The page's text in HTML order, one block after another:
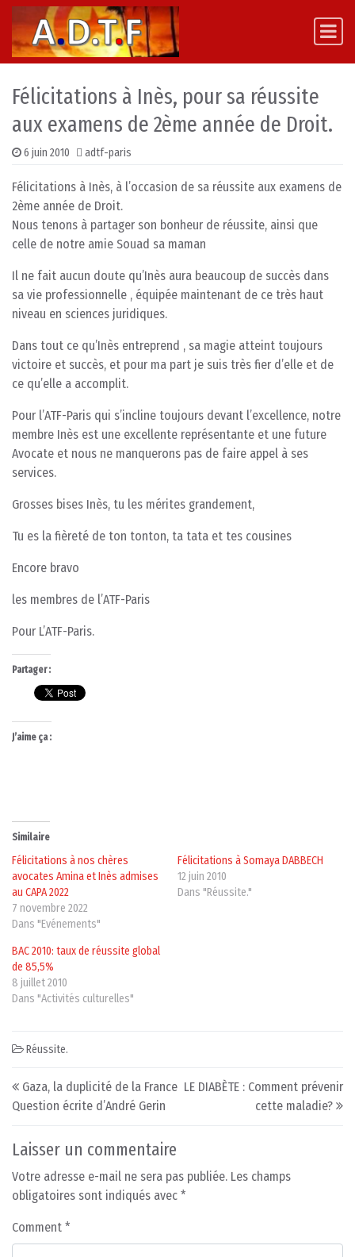
Skip to content
Main Navigation
Félicitations à Inès, pour sa réussite
aux examens de 2ème année de Droit.
6 juin 2010 adtf-paris
Félicitations à Inès, à l’occasion de sa réussite aux examens de
2ème année de Droit.
Nous tenons à partager son bonheur de réussite, ainsi que
celle de notre amie Souad sa maman
Il ne fait aucun doute qu’Inès aura beaucoup de succès dans
sa vie professionnelle , équipée maintenant de ce très haut
niveau en sciences juridiques.
Dans tout ce qu’Inès entreprend , sa magie atteint toujours
victoire et succès, et pour ma part je suis très fier d’elle et de
ce qu’elle a accomplit.
Pour l’ATF-Paris qui s’incline toujours devant l’excellence, notre
membre Inès est une excellente représentante et une future
Avocate et nous ne manquerons pas de faire appel à ses
services.
Grosses bises Inès, tu les mérites grandement,
Tu es la fièreté de ton tonton, ta tata et tes cousines
Encore bravo
les membres de l’ATF-Paris
Pour L’ATF-Paris.
Partager :
J’aime ça :
Similaire
Félicitations à nos chères
avocates Amina et Inès admises
au CAPA 2022
7 novembre 2022
Dans "Evénements"
Félicitations à Somaya DABBECH
12 juin 2010
Dans "Réussite."
BAC 2010: taux de réussite global
de 85,5%
8 juillet 2010
Dans "Activités culturelles"
Réussite.
Post navigation
Gaza, la duplicité de la France
Question écrite d’André Gerin
LE DIABÈTE : Comment prévenir
cette maladie?
Laisser un commentaire
Votre adresse e-mail ne sera pas publiée. Les champs
obligatoires sont indiqués avec *
Comment *